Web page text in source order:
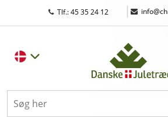
Tlf.: 45 35 24 12 |